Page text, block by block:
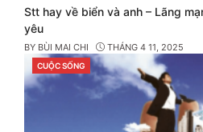
Stt hay về biển và anh – Lãng
yêu
BY BÙI MAI CHI
THÁNG 4 11, 2025
CATEGORIES
CUỘC SỐNG